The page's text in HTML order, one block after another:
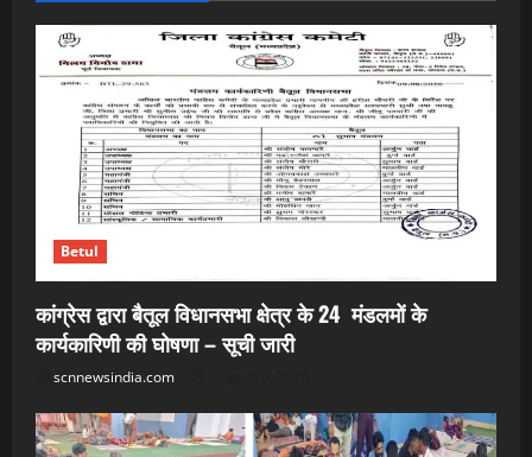
Betul
कांग्रेस द्वारा बैतूल विधानसभा क्षेत्र के 24 मंडलमों के
कार्यकारिणी की घोषणा – सूची जारी
scnnewsindia.com